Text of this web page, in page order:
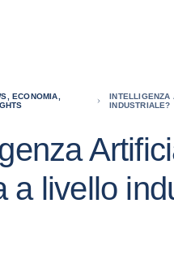
ECONOMIA,
INTELLIGENZA
INDUSTRIALE?
a livello